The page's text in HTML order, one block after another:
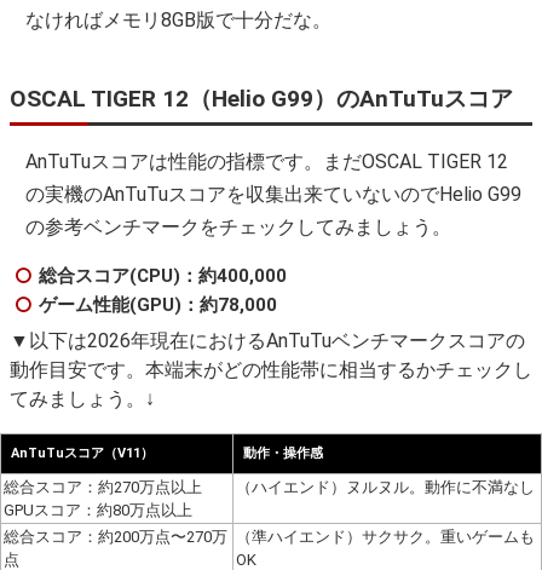
なければメモリ8GB版で十分だな。
OSCAL TIGER 12（Helio G99）のAnTuTuスコア
AnTuTuスコアは性能の指標です。まだOSCAL TIGER 12
の実機のAnTuTuスコアを収集出来ていないのでHelio G99
の参考ベンチマークをチェックしてみましょう。
総合スコア(CPU)：約400,000
ゲーム性能(GPU)：約78,000
▼以下は2026年現在におけるAnTuTuベンチマークスコアの
動作目安です。本端末がどの性能帯に相当するかチェックし
てみましょう。↓
AnTuTuスコア（V11） 動作・操作感
総合スコア：約270万点以上
GPUスコア：約80万点以上
（ハイエンド）ヌルヌル。動作に不満なし
総合スコア：約200万点〜270万
点
（準ハイエンド）サクサク。重いゲームも
OK